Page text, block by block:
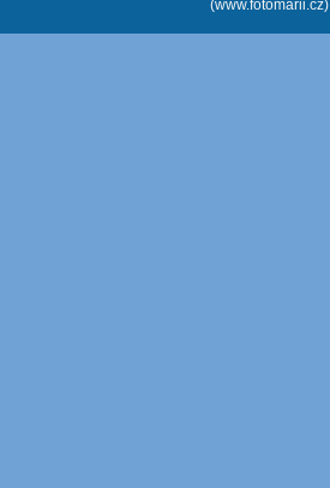
(www.fotomarii.cz)